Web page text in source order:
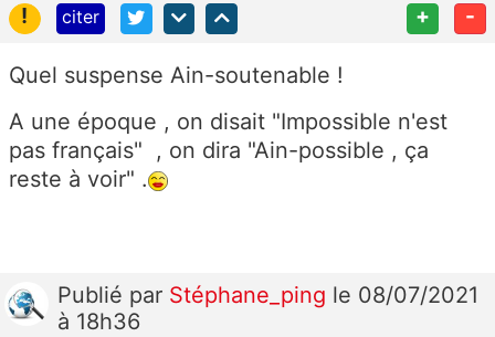
!
citer + -
Quel suspense Ain-soutenable !
A une époque , on disait "Impossible n'est
pas français" , on dira "Ain-possible , ça
reste à voir" .
Publié par Stéphane_ping le 08/07/2021
à 18h36